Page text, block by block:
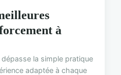
à
la simple pratique
adaptée à chaque